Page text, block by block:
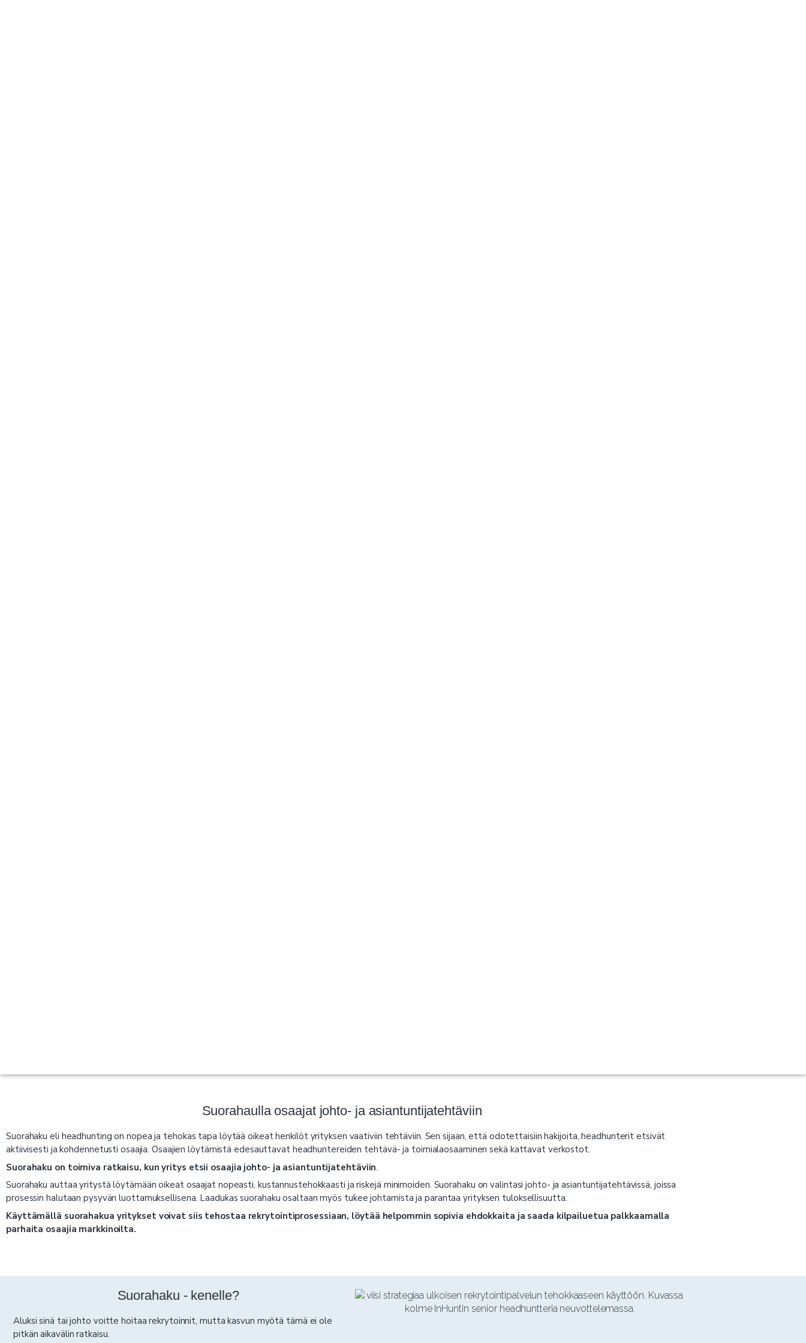
Suorahaulla osaajat johto- ja asiantuntijatehtäviin
Suorahaku eli headhunting on nopea ja tehokas tapa löytää oikeat henkilöt yrityksen vaativiin tehtäviin. Sen sijaan, että odotettaisiin hakijoita, headhunterit etsivät
aktiivisesti ja kohdennetusti osaajia. Osaajien löytämistä edesauttavat headhuntereiden tehtävä- ja toimialaosaaminen sekä kattavat verkostot.
Suorahaku on toimiva ratkaisu, kun yritys etsii osaajia johto- ja asiantuntijatehtäviin.
Suorahaku auttaa yritystä löytämään oikeat osaajat nopeasti, kustannustehokkaasti ja riskejä minimoiden. Suorahaku on valintasi johto- ja asiantuntijatehtävissä, joissa
prosessin halutaan pysyvän luottamuksellisena. Laadukas suorahaku osaltaan myös tukee johtamista ja parantaa yrityksen tuloksellisuutta.
Käyttämällä suorahakua yritykset voivat siis tehostaa rekrytointiprosessiaan, löytää helpommin sopivia ehdokkaita ja saada kilpailuetua palkkaamalla
parhaita osaajia markkinoilta.
Suorahaku - kenelle?
Aluksi sinä tai johto voitte hoitaa rekrytoinnit, mutta kasvun myötä tämä ei ole
pitkän aikavälin ratkaisu.